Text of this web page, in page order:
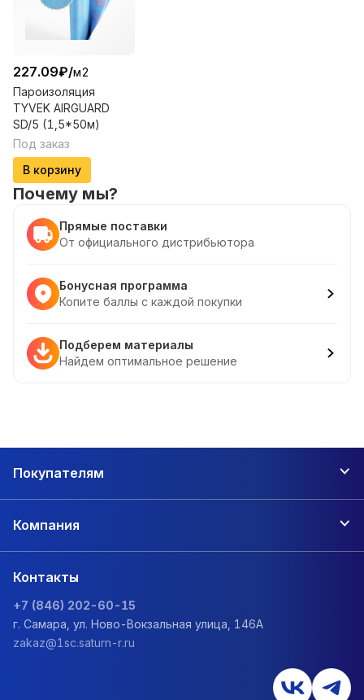
227.09₽/м2
Пароизоляция
TYVEK AIRGUARD
SD/5 (1,5*50м)
Под заказ
В корзину
Почему мы?
Прямые поставки
От официального дистрибьютора
Бонусная программа
Копите баллы с каждой покупки
Подберем материалы
Найдем оптимальное решение
Покупателям
Компания
Контакты
+7 (846) 202-60-15
г. Самара, ул. Ново-Вокзальная улица, 146А
zakaz@1sc.saturn-r.ru